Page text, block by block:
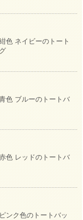
色 ネイビーのトート
色 ブルーのトートバ
色 レッドのトートバ
ンク色のトートバッ